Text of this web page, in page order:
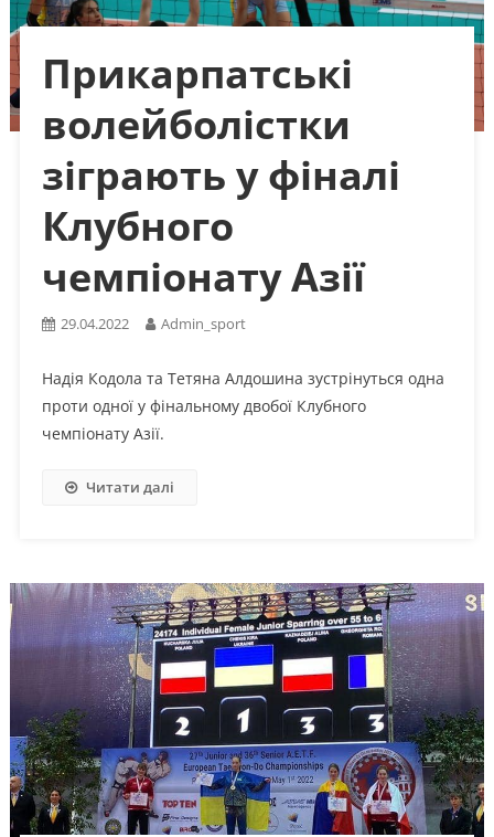
Прикарпатські
волейболістки
зіграють у фіналі
Клубного
чемпіонату Азії
29.04.2022 Admin_sport
Надія Кодола та Тетяна Алдошина зустрінуться одна
проти одної у фінальному двобої Клубного
чемпіонату Азії.
Читати далі